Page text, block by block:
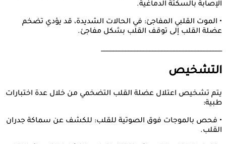
الإصابة بالسكتة الدماغية.
• الموت القلبي المفاجئ: في الحالات الشديدة، قد يؤدي تضخم
عضلة القلب إلى توقف القلب بشكل مفاجئ.
________________________________________
التشخيص
يتم تشخيص اعتلال عضلة القلب التضخمي من خلال عدة اختبارات
طبية:
• فحص بالموجات فوق الصوتية للقلب: للكشف عن سماكة جدران
القلب.